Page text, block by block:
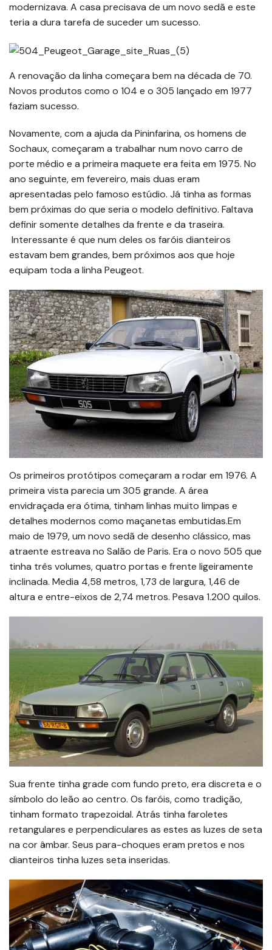
modernizava. A casa precisava de um novo sedã e este
teria a dura tarefa de suceder um sucesso.
A renovação da linha começara bem na década de 70.
Novos produtos como o 104 e o 305 lançado em 1977
faziam sucesso.
Novamente, com a ajuda da Pininfarina, os homens de
Sochaux, começaram a trabalhar num novo carro de
porte médio e a primeira maquete era feita em 1975. No
ano seguinte, em fevereiro, mais duas eram
apresentadas pelo famoso estúdio. Já tinha as formas
bem próximas do que seria o modelo definitivo. Faltava
definir somente detalhes da frente e da traseira.
Interessante é que num deles os faróis dianteiros
estavam bem grandes, bem próximos aos que hoje
equipam toda a linha Peugeot.
Os primeiros protótipos começaram a rodar em 1976. A
primeira vista parecia um 305 grande. A área
envidraçada era ótima, tinham linhas muito limpas e
detalhes modernos como maçanetas embutidas.Em
maio de 1979, um novo sedã de desenho clássico, mas
atraente estreava no Salão de Paris. Era o novo 505 que
tinha três volumes, quatro portas e frente ligeiramente
inclinada. Media 4,58 metros, 1,73 de largura, 1,46 de
altura e entre-eixos de 2,74 metros. Pesava 1.200 quilos.
Sua frente tinha grade com fundo preto, era discreta e o
símbolo do leão ao centro. Os faróis, como tradição,
tinham formato trapezoidal. Atrás tinha faroletes
retangulares e perpendiculares as estes as luzes de seta
na cor âmbar. Seus para-choques eram pretos e nos
dianteiros tinha luzes seta inseridas.